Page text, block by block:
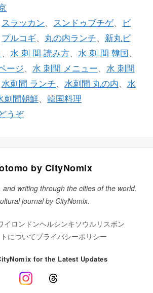
スラッカン、 スンドゥブチゲ、
ビ
プルコギ、 丸の内ランチ、 新丸ビ
、 水 刺 間 読み方、 水 刺 間 韓国 、
ージ、 水 刺間 メニュー、 水 刺間
水刺間 ランチ、 水刺間 丸の内、 水
刺間朝鮮、 韓国料理
うぞ
by CityNomix
and writing through the cities of the world.
journal by CityNomix.
イ ロンドンヘルシンキ ソウルリスボン
についてプライバシーポリシー
for the Latest Updates